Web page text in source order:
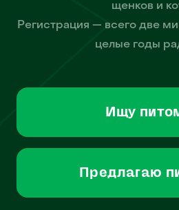
щенков и
Регистрация — всего две
целые годы
Ищу
Предлагаю